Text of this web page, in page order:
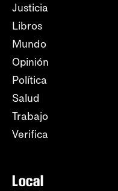
Justicia
Libros
Mundo
Opinión
Política
Salud
Trabajo
Verifica
Local